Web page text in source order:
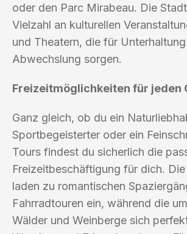
oder den Parc Mirabeau. Die
Vielzahl an kulturellen
und Theatern, die für
Abwechslung sorgen.
Freizeitmöglichkeiten für jeden
Ganz gleich, ob du ein
Sportbegeisterter oder ein
Tours findest du sicherlich die
Freizeitbeschäftigung für dich.
laden zu romantischen
Fahrradtouren ein, während die
Wälder und Weinberge sich